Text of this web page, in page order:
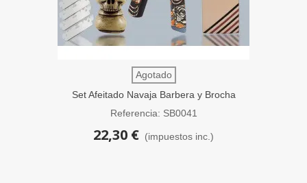
Agotado
Set Afeitado Navaja Barbera y Brocha
Cerda Calavera SensaBien
Referencia: SB0041
22,30 € (impuestos inc.)